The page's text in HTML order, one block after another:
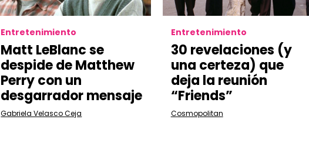
Entretenimiento
Matt LeBlanc se
despide de Matthew
Perry con un
desgarrador mensaje
Gabriela Velasco Ceja
Entretenimiento
30 revelaciones (y
una certeza) que
deja la reunión
“Friends”
Cosmopolitan